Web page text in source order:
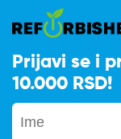
Prijavi se i
10.000 RSD!